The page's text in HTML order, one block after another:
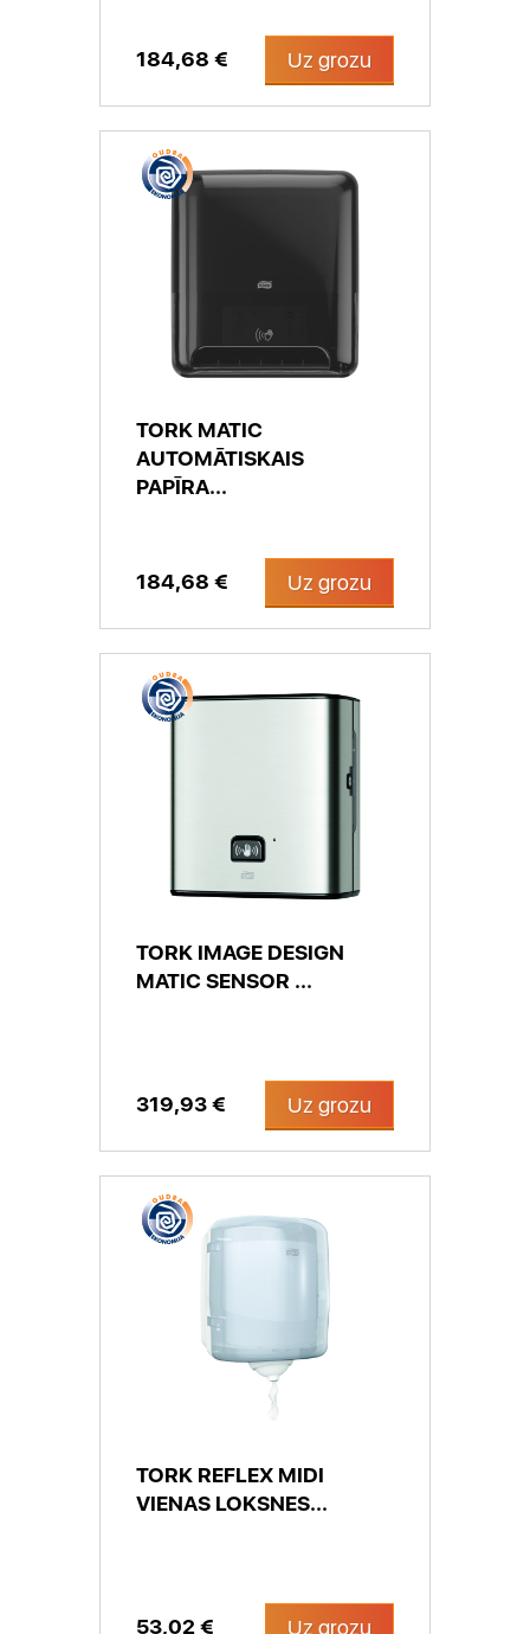
184,68 € Uz grozu
TORK MATIC
AUTOMĀTISKAIS
PAPĪRA...
184,68 € Uz grozu
TORK IMAGE DESIGN
MATIC SENSOR ...
319,93 € Uz grozu
TORK REFLEX MIDI
VIENAS LOKSNES...
53,02 € Uz grozu